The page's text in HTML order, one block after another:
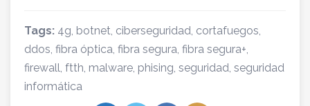
Tags: 4g, botnet, ciberseguridad, cortafuegos,
ddos, fibra óptica, fibra segura, fibra segura+,
firewall, ftth, malware, phising, seguridad, seguridad
informática